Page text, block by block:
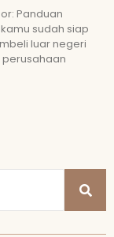
Panduan
sudah siap
luar negeri